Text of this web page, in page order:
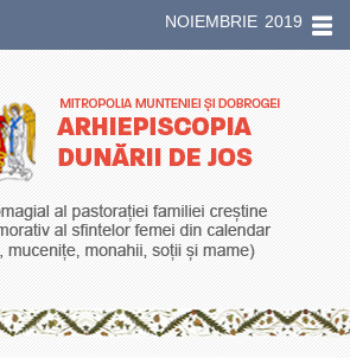
NOIEMBRIE 2019